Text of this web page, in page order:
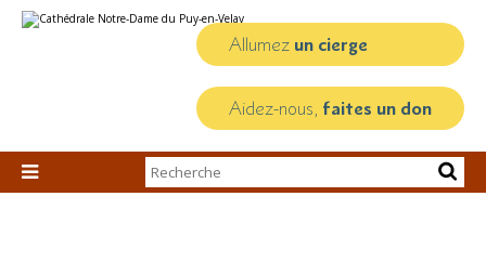
au
personnels
Allumez un cierge
Aidez-nous, faites un don

Chercher par
Recherche